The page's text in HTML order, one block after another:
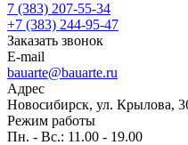
7 (383) 207-55-34
+7 (383) 244-95-47
Заказать звонок
E-mail
bauarte@bauarte.ru
Адрес
Новосибирск, ул. Крылова,
Режим работы
Пн. - Вс.: 11.00 - 19.00